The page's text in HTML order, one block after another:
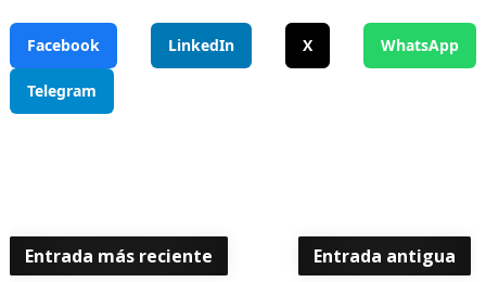
Facebook LinkedIn X WhatsApp
Telegram
Entrada más reciente Entrada antigua